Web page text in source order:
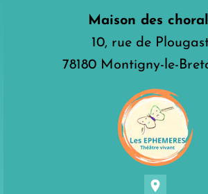
Maison des
10, rue de
78180 Montigny-le-
location_on